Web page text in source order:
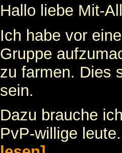
Hallo liebe Mit-
Ich habe vor
Gruppe
zu farmen. Dies
sein.
Dazu brauche
PvP-willige